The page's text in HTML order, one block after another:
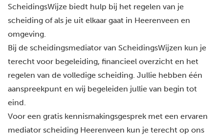
ScheidingsWijze biedt hulp bij het regelen van je
scheiding of als je uit elkaar gaat in Heerenveen en
omgeving.
Bij de scheidingsmediator van ScheidingsWijzen kun je
terecht voor begeleiding, financieel overzicht en het
regelen van de volledige scheiding. Jullie hebben één
aanspreekpunt en wij begeleiden jullie van begin tot
eind.
Voor een gratis kennismakingsgesprek met een ervaren
mediator scheiding Heerenveen kun je terecht op ons